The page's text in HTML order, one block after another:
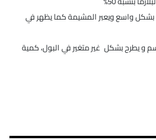
واسع ويعبر المشيمة كما يظهر في
و يطرح بشكل غير متغير في البول، كمية